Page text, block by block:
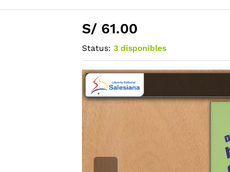
S/ 61.00
Status: 3 disponibles